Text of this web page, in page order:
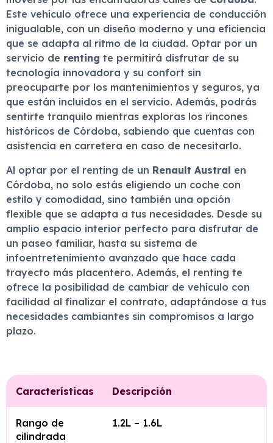
Este vehículo ofrece una experiencia de conducción
inigualable, con un diseño moderno y una eficiencia
que se adapta al ritmo de la ciudad. Optar por un
servicio de renting te permitirá disfrutar de su
tecnología innovadora y su confort sin
preocuparte por los mantenimientos y seguros, ya
que están incluidos en el servicio. Además, podrás
sentirte tranquilo mientras exploras los rincones
históricos de Córdoba, sabiendo que cuentas con
asistencia en carretera en caso de necesitarlo.
Al optar por el renting de un Renault Austral en
Córdoba, no solo estás eligiendo un coche con
estilo y comodidad, sino también una opción
flexible que se adapta a tus necesidades. Desde su
amplio espacio interior perfecto para disfrutar de
un paseo familiar, hasta su sistema de
infoentretenimiento avanzado que hace cada
trayecto más placentero. Además, el renting te
ofrece la posibilidad de cambiar de vehículo con
facilidad al finalizar el contrato, adaptándose a tus
necesidades cambiantes sin compromisos a largo
plazo.
Características Descripción
Rango de
cilindrada
1.2L – 1.6L